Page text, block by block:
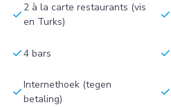
check 2 à la carte restaurants (vis
en Turks)
check
check4 bars check
checkInternethoek (tegen
betaling)
check